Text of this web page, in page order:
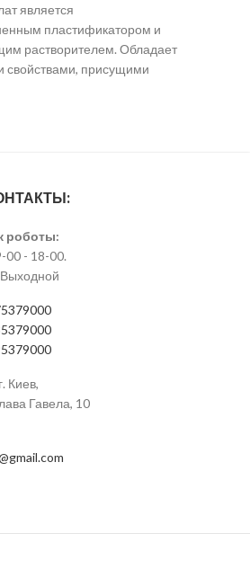
является
пластификатором и
растворителем. Обладает
свойствами, присущими
роботы:
00 - 18-00.
Киев,
Гавела, 10